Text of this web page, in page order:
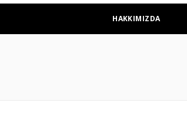
HAKKIMIZDA